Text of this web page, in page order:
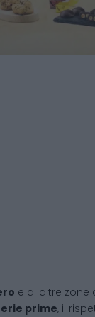
e di altre zone
prime, il